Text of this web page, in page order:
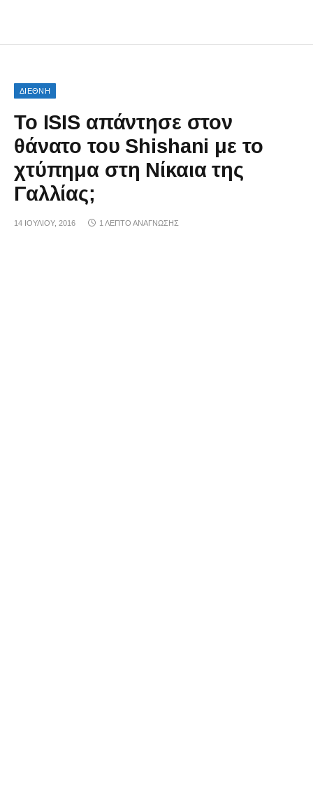
ΔΙΕΘΝΗ
Το ISIS απάντησε στον
θάνατο του Shishani με το
χτύπημα στη Νίκαια της
Γαλλίας;
14 ΙΟΥΛΊΟΥ, 2016 1 ΛΕΠΤΌ ΑΝΆΓΝΩΣΗΣ